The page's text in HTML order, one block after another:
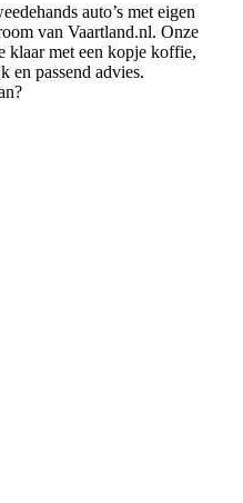
auto’s met eigen
van Vaartland.nl. Onze
klaar met een kopje koffie,
en passend advies.